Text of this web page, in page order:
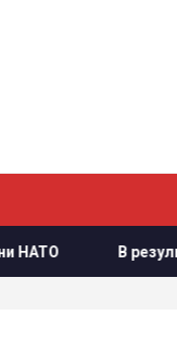
атаки РФ